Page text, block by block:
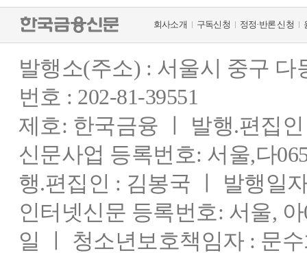
회사소개 구독신청 정정·반론 신청
발행소(주소) : 서울시 중구
번호 : 202-81-39551
제호: 한국금융 ㅣ 발행.편집
신문사업 등록번호: 서울,다
행.편집인 : 김봉국 ㅣ 발행일
인터넷신문 등록번호: 서울,
일 ㅣ 청소년보호책임자 : 문